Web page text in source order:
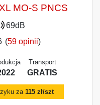
MO-S PNCS
69dB
(59 opinii)
Transport
GRATIS
za 115 zł/szt